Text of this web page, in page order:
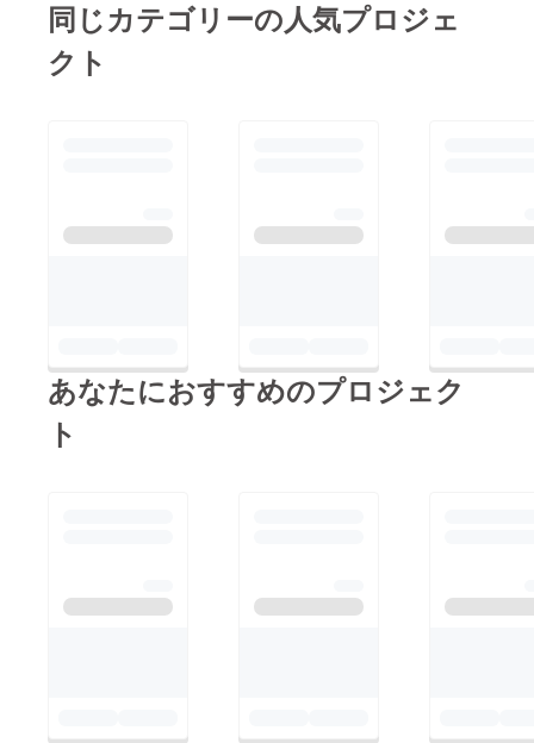
います。9月16〜9月
たな素敵な繋がりもあ
りの子供へのプレゼン
トへ」、また「障がい
ました。 耳が聞こえ
ないこと。。 こうし
てくださいね。もしか
揃えて 「これからが
を通して耳の聞こえな
い子供たちに 笑顔を
が、幸せの笑い顔に
さま達にも。 近所の
まだお会いしてない方
みなさんと一緒に手を
お約束通りにお届けし
同じカテゴリーの人気プロジェ
クト
あなたにおすすめのプロジェク
ト